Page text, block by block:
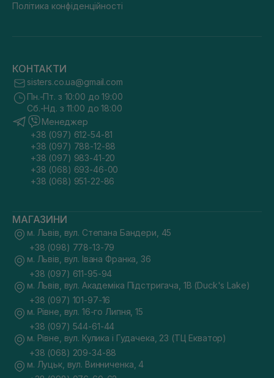
Політика конфіденційності
КОНТАКТИ
sisters.co.ua@gmail.com
Пн.-Пт. з 10:00 до 19:00
Сб.-Нд. з 11:00 до 18:00
Менеджер
+38 (097) 612-54-81
+38 (097) 788-12-88
+38 (097) 983-41-20
+38 (068) 693-46-00
+38 (068) 951-22-86
МАГАЗИНИ
м. Львів, вул. Степана Бандери, 45
+38 (098) 778-13-79
м. Львів, вул. Івана Франка, 36
+38 (097) 611-95-94
м. Львів, вул. Академіка Підстригача, 1В (Duck's Lake)
+38 (097) 101-97-16
м. Рівне, вул. 16-го Липня, 15
+38 (097) 544-61-44
м. Рівне, вул. Кулика і Гудачека, 23 (ТЦ Екватор)
+38 (068) 209-34-88
м. Луцьк, вул. Винниченка, 4